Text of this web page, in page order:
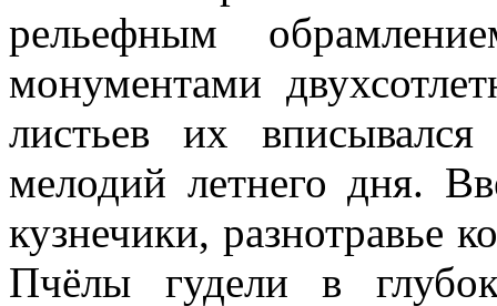
рельефным
монументами
листьев их
мелодий летнего дня.
кузнечики, разнотравье
Пчёлы гудели в